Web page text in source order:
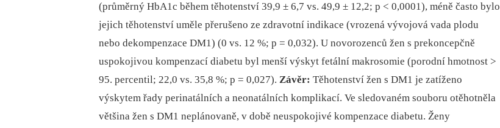
(průměrný HbA1c během těhotenství 39,9 ± 6,7 vs. 49,9 ± 12,2; p < 0,0001), méně často bylo
jejich těhotenství uměle přerušeno ze zdravotní indikace (vrozená vývojová vada plodu
nebo dekompenzace DM1) (0 vs. 12 %; p = 0,032). U novorozenců žen s prekoncepčně
uspokojivou kompenzací diabetu byl menší výskyt fetální makrosomie (porodní hmotnost >
95. percentil; 22,0 vs. 35,8 %; p = 0,027). Závěr: Těhotenství žen s DM1 je zatíženo
výskytem řady perinatálních a neonatálních komplikací. Ve sledovaném souboru otěhotněla
většina žen s DM1 neplánovaně, v době neuspokojivé kompenzace diabetu. Ženy